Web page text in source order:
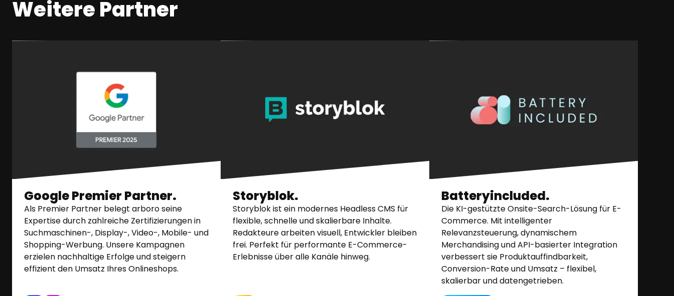
Weitere Partner
Google Premier Partner.
Als Premier Partner belegt arboro seine
Expertise durch zahlreiche Zertifizierungen in
Suchmaschinen-, Display-, Video-, Mobile- und
Shopping-Werbung. Unsere Kampagnen
erzielen nachhaltige Erfolge und steigern
effizient den Umsatz Ihres Onlineshops.
Storyblok.
Storyblok ist ein modernes Headless CMS für
flexible, schnelle und skalierbare Inhalte.
Redakteure arbeiten visuell, Entwickler bleiben
frei. Perfekt für performante E-Commerce-
Erlebnisse über alle Kanäle hinweg.
Batteryincluded.
Die KI-gestützte Onsite-Search-Lösung für E-
Commerce. Mit intelligenter
Relevanzsteuerung, dynamischem
Merchandising und API-basierter Integration
verbessert sie Produktauffindbarkeit,
Conversion-Rate und Umsatz – flexibel,
skalierbar und datengetrieben.